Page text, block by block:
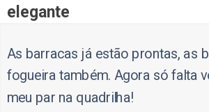
elegante
As barracas já estão prontas, as
fogueira também. Agora só falta
meu par na quadrilha!